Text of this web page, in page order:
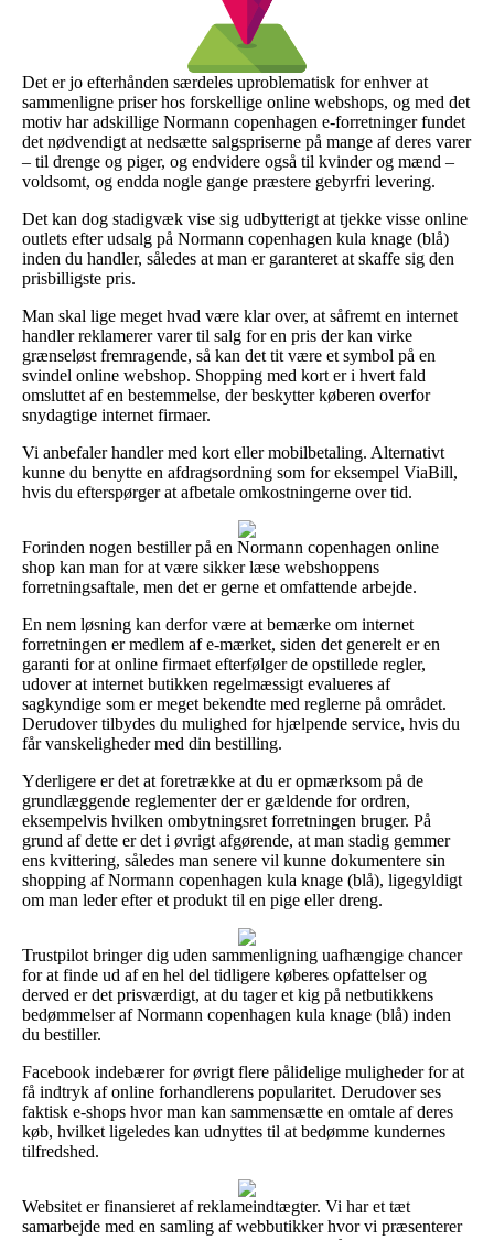
Det er jo efterhånden særdeles uproblematisk for enhver at
sammenligne priser hos forskellige online webshops, og med det
motiv har adskillige Normann copenhagen e-forretninger fundet
det nødvendigt at nedsætte salgspriserne på mange af deres varer
– til drenge og piger, og endvidere også til kvinder og mænd –
voldsomt, og endda nogle gange præstere gebyrfri levering.
Det kan dog stadigvæk vise sig udbytterigt at tjekke visse online
outlets efter udsalg på Normann copenhagen kula knage (blå)
inden du handler, således at man er garanteret at skaffe sig den
prisbilligste pris.
Man skal lige meget hvad være klar over, at såfremt en internet
handler reklamerer varer til salg for en pris der kan virke
grænseløst fremragende, så kan det tit være et symbol på en
svindel online webshop. Shopping med kort er i hvert fald
omsluttet af en bestemmelse, der beskytter køberen overfor
snydagtige internet firmaer.
Vi anbefaler handler med kort eller mobilbetaling. Alternativt
kunne du benytte en afdragsordning som for eksempel ViaBill,
hvis du efterspørger at afbetale omkostningerne over tid.
Forinden nogen bestiller på en Normann copenhagen online
shop kan man for at være sikker læse webshoppens
forretningsaftale, men det er gerne et omfattende arbejde.
En nem løsning kan derfor være at bemærke om internet
forretningen er medlem af e-mærket, siden det generelt er en
garanti for at online firmaet efterfølger de opstillede regler,
udover at internet butikken regelmæssigt evalueres af
sagkyndige som er meget bekendte med reglerne på området.
Derudover tilbydes du mulighed for hjælpende service, hvis du
får vanskeligheder med din bestilling.
Yderligere er det at foretrække at du er opmærksom på de
grundlæggende reglementer der er gældende for ordren,
eksempelvis hvilken ombytningsret forretningen bruger. På
grund af dette er det i øvrigt afgørende, at man stadig gemmer
ens kvittering, således man senere vil kunne dokumentere sin
shopping af Normann copenhagen kula knage (blå), ligegyldigt
om man leder efter et produkt til en pige eller dreng.
Trustpilot bringer dig uden sammenligning uafhængige chancer
for at finde ud af en hel del tidligere køberes opfattelser og
derved er det prisværdigt, at du tager et kig på netbutikkens
bedømmelser af Normann copenhagen kula knage (blå) inden
du bestiller.
Facebook indebærer for øvrigt flere pålidelige muligheder for at
få indtryk af online forhandlerens popularitet. Derudover ses
faktisk e-shops hvor man kan sammensætte en omtale af deres
køb, hvilket ligeledes kan udnyttes til at bedømme kundernes
tilfredshed.
Websitet er finansieret af reklameindtægter. Vi har et tæt
samarbejde med en samling af webbutikker hvor vi præsenterer